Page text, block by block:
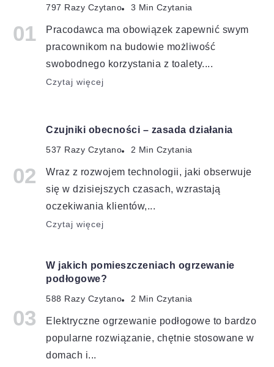
797 Razy Czytano 3 Min Czytania
Pracodawca ma obowiązek zapewnić swym
pracownikom na budowie możliwość
swobodnego korzystania z toalety....
Czytaj więcej
Czujniki obecności – zasada działania
537 Razy Czytano 2 Min Czytania
Wraz z rozwojem technologii, jaki obserwuje
się w dzisiejszych czasach, wzrastają
oczekiwania klientów,...
Czytaj więcej
W jakich pomieszczeniach ogrzewanie
podłogowe?
588 Razy Czytano 2 Min Czytania
Elektryczne ogrzewanie podłogowe to bardzo
popularne rozwiązanie, chętnie stosowane w
domach i...